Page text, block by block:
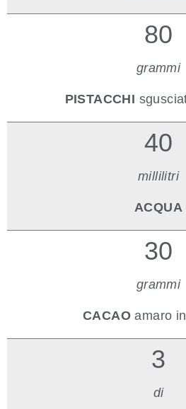
80
grammi
PISTACCHI
40
millilitri
ACQUA
30
grammi
CACAO amaro
3
di